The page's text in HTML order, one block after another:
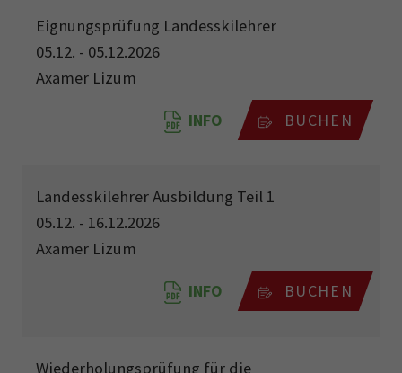
Eignungsprüfung Landesskilehrer
05.12. - 05.12.2026
Axamer Lizum
INFO BUCHEN
Landesskilehrer Ausbildung Teil 1
05.12. - 16.12.2026
Axamer Lizum
INFO BUCHEN
Wiederholungsprüfung für die